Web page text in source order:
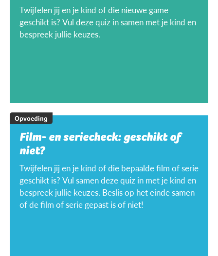
Twijfelen jij en je kind of die nieuwe game
geschikt is? Vul deze quiz in samen met je kind en
bespreek jullie keuzes.
Opvoeding
Film- en seriecheck: geschikt of
niet?
Twijfelen jij en je kind of die bepaalde film of serie
geschikt is? Vul samen deze quiz in met je kind en
bespreek jullie keuzes. Beslis op het einde samen
of de film of serie gepast is of niet!